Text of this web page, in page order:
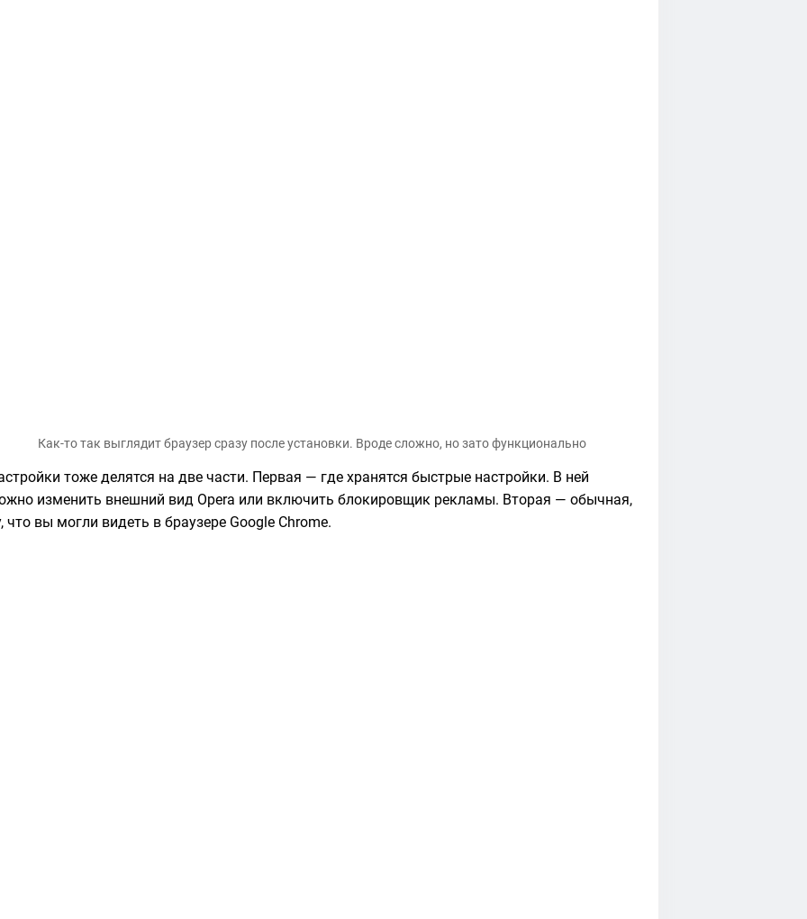
Как-то так выглядит браузер сразу после установки. Вроде сложно, но зато функционально
тоже делятся на две части. Первая — где хранятся быстрые настройки. В ней
изменить внешний вид Opera или включить блокировщик рекламы. Вторая — обычная,
что вы могли видеть в браузере Google Chrome.